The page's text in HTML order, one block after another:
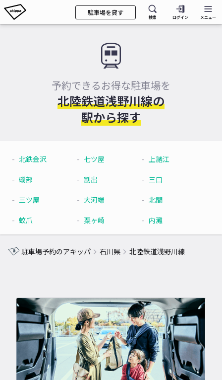
駐車場を貸す
検索 ログイン メニュー
予約できるお得な駐車場を
北陸鉄道浅野川線の
駅から探す
北鉄金沢 七ツ屋 上諸江
磯部 割出 三口
三ツ屋 大河端 北間
蚊爪 粟ヶ崎 内灘
駐車場予約のアキッパ 石川県 北陸鉄道浅野川線